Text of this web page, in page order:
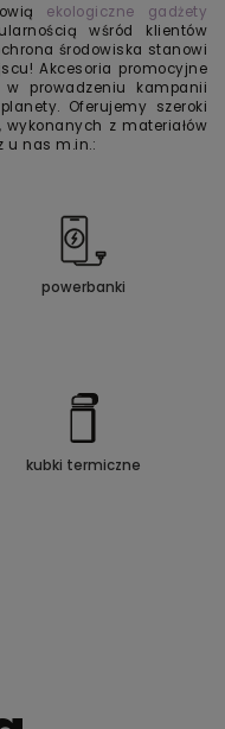
ekologiczne gadżety
wśród klientów
środowiska stanowi
Akcesoria promocyjne
prowadzeniu kampanii
Oferujemy szeroki
z materiałów
u nas m.in.:
powerbanki
kubki termiczne